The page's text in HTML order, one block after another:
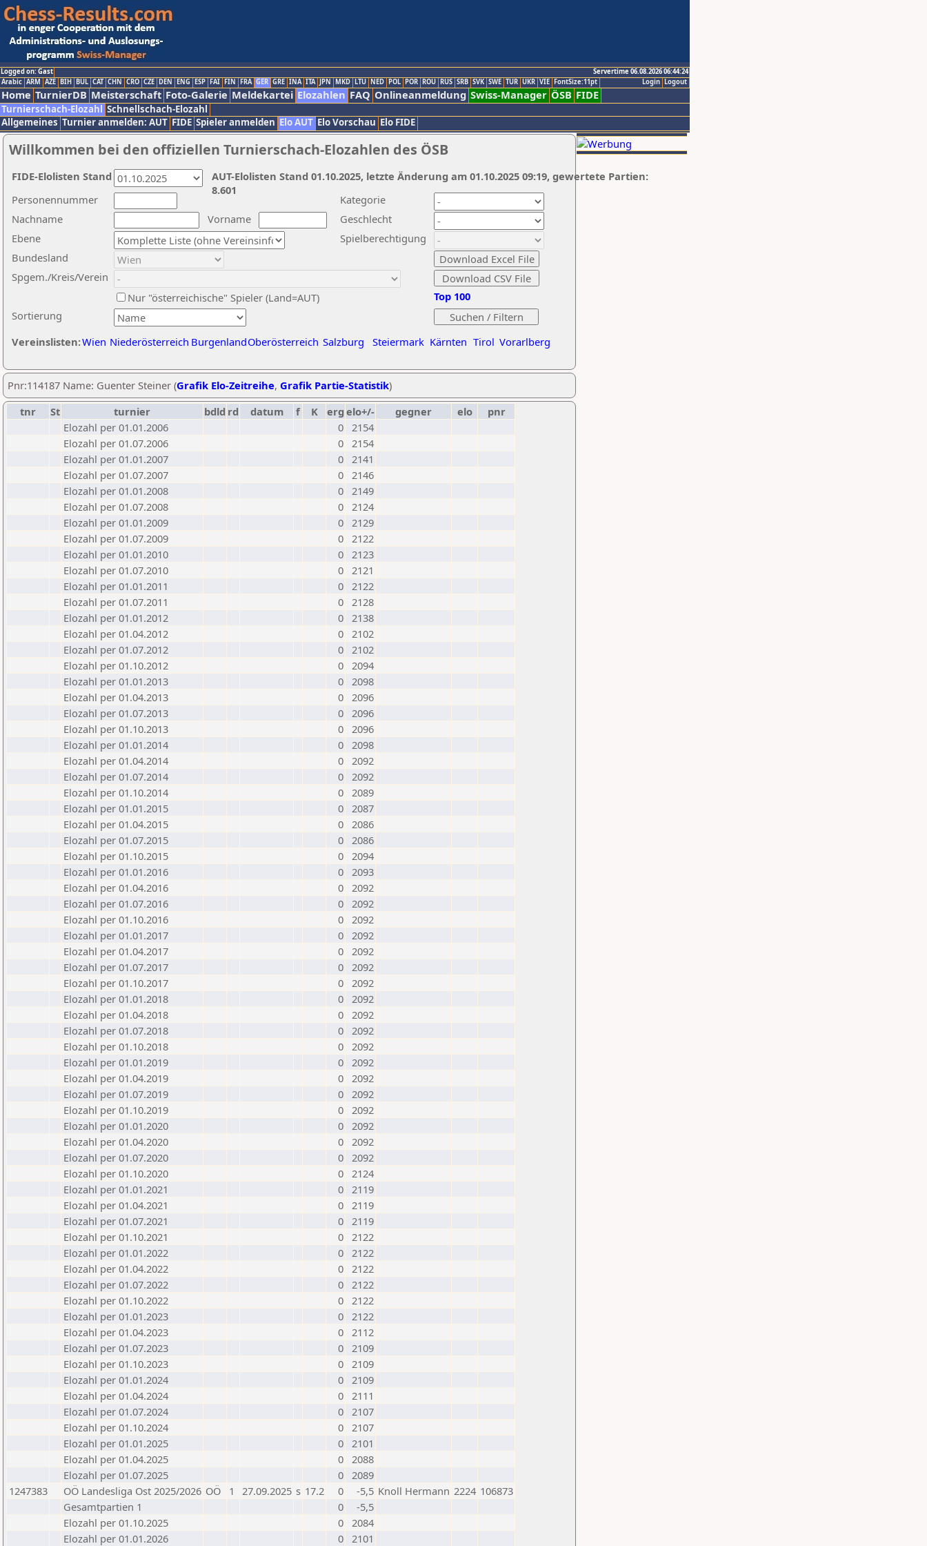
Logged on: Gast
Servertime 06.08.2026 06:44:24
Logout
Login
Arabic ARM AZE BIH BUL CAT CHN CRO CZE DEN ENG ESP FAI FIN FRA GER GRE INA ITA JPN MKD LTU NED POL POR ROU RUS SRB SVK SWE TUR UKR VIE FontSize:11pt
Home TurnierDB Meisterschaft Foto-Galerie Meldekartei Elozahlen FAQ Onlineanmeldung Swiss-Manager ÖSB FIDE
Turnierschach-Elozahl Schnellschach-Elozahl
Allgemeines Turnier anmelden: AUT FIDE Spieler anmelden Elo AUT Elo Vorschau Elo FIDE
Willkommen bei den offiziellen Turnierschach-Elozahlen des ÖSB
Nachname
Vorname
Ebene
Kategorie
Sortierung
Personennummer
Bundesland
Spgem./Kreis/Verein
Geschlecht
Nur "österreichische" Spieler (Land=AUT)
Spielberechtigung
Vereinslisten:Wien Niederösterreich BurgenlandOberösterreich Salzburg Steiermark Kärnten Tirol Vorarlberg
Top 100
AUT-Elolisten Stand 01.10.2025, letzte Änderung am 01.10.2025 09:19, gewertete Partien:
8.601
FIDE-Elolisten Stand
Pnr:114187 Name: Guenter Steiner (Grafik Elo-Zeitreihe, Grafik Partie-Statistik)
tnr
St turnier bdld rd datum f K erg elo+/- gegner elo
pnr
Elozahl per 01.01.2006
0 2154
Elozahl per 01.07.2006
0 2154
Elozahl per 01.01.2007
0 2141
Elozahl per 01.07.2007
0 2146
Elozahl per 01.01.2008
0 2149
Elozahl per 01.07.2008
0 2124
Elozahl per 01.01.2009
0 2129
Elozahl per 01.07.2009
0 2122
Elozahl per 01.01.2010
0 2123
Elozahl per 01.07.2010
0 2121
Elozahl per 01.01.2011
0 2122
Elozahl per 01.07.2011
0 2128
Elozahl per 01.01.2012
0 2138
Elozahl per 01.04.2012
0 2102
Elozahl per 01.07.2012
0 2102
Elozahl per 01.10.2012
0 2094
Elozahl per 01.01.2013
0 2098
Elozahl per 01.04.2013
0 2096
Elozahl per 01.07.2013
0 2096
Elozahl per 01.10.2013
0 2096
Elozahl per 01.01.2014
0 2098
Elozahl per 01.04.2014
0 2092
Elozahl per 01.07.2014
0 2092
Elozahl per 01.10.2014
0 2089
Elozahl per 01.01.2015
0 2087
Elozahl per 01.04.2015
0 2086
Elozahl per 01.07.2015
0 2086
Elozahl per 01.10.2015
0 2094
Elozahl per 01.01.2016
0 2093
Elozahl per 01.04.2016
0 2092
Elozahl per 01.07.2016
0 2092
Elozahl per 01.10.2016
0 2092
Elozahl per 01.01.2017
0 2092
Elozahl per 01.04.2017
0 2092
Elozahl per 01.07.2017
0 2092
Elozahl per 01.10.2017
0 2092
Elozahl per 01.01.2018
0 2092
Elozahl per 01.04.2018
0 2092
Elozahl per 01.07.2018
0 2092
Elozahl per 01.10.2018
0 2092
Elozahl per 01.01.2019
0 2092
Elozahl per 01.04.2019
0 2092
Elozahl per 01.07.2019
0 2092
Elozahl per 01.10.2019
0 2092
Elozahl per 01.01.2020
0 2092
Elozahl per 01.04.2020
0 2092
Elozahl per 01.07.2020
0 2092
Elozahl per 01.10.2020
0 2124
Elozahl per 01.01.2021
0 2119
Elozahl per 01.04.2021
0 2119
Elozahl per 01.07.2021
0 2119
Elozahl per 01.10.2021
0 2122
Elozahl per 01.01.2022
0 2122
Elozahl per 01.04.2022
0 2122
Elozahl per 01.07.2022
0 2122
Elozahl per 01.10.2022
0 2122
Elozahl per 01.01.2023
0 2122
Elozahl per 01.04.2023
0 2112
Elozahl per 01.07.2023
0 2109
Elozahl per 01.10.2023
0 2109
Elozahl per 01.01.2024
0 2109
Elozahl per 01.04.2024
0 2111
Elozahl per 01.07.2024
0 2107
Elozahl per 01.10.2024
0 2107
Elozahl per 01.01.2025
0 2101
Elozahl per 01.04.2025
0 2088
Elozahl per 01.07.2025
0 2089
1247383
OÖ Landesliga Ost 2025/2026 OÖ 1 27.09.2025 s 17.2 0 -5,5 Knoll Hermann 2224 106873
Gesamtpartien 1
0
-5,5
Elozahl per 01.10.2025
0 2084
Elozahl per 01.01.2026
0 2101